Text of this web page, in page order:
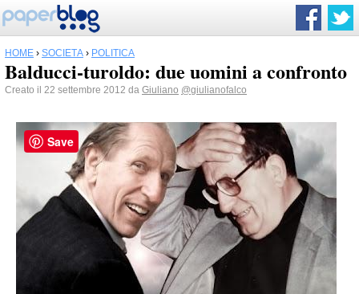
HOME › SOCIETÀ › POLITICA
Balducci-turoldo: due uomini a confronto
Creato il 22 settembre 2012 da Giuliano @giulianofalco
Save